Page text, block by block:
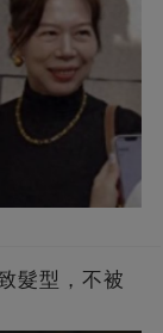
髮型，不被